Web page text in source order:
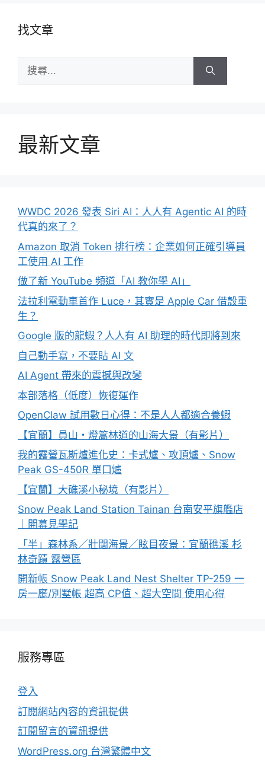
找文章
尋:
最新文章
WWDC 2026 發表 Siri AI：人人有 Agentic AI 的時
代真的來了？
Amazon 取消 Token 排行榜：企業如何正確引導員
工使用 AI 工作
做了新 YouTube 頻道「AI 教你學 AI」
法拉利電動車首作 Luce，其實是 Apple Car 借殼重
生？
Google 版的龍蝦？人人有 AI 助理的時代即將到來
自己動手寫，不要貼 AI 文
AI Agent 帶來的震撼與改變
本部落格（低度）恢復運作
OpenClaw 試用數日心得：不是人人都適合養蝦
【宜蘭】員山・燈篙林道的山海大景（有影片）
我的露營瓦斯爐進化史：卡式爐、攻頂爐、Snow
Peak GS-450R 單口爐
【宜蘭】大礁溪小秘境（有影片）
Snow Peak Land Station Tainan 台南安平旗艦店
｜開幕見學記
「半」森林系／壯闊海景／眩目夜景：宜蘭礁溪 杉
林奇蹟 露營區
開新帳 Snow Peak Land Nest Shelter TP-259 一
房一廳/別墅帳 超高 CP值、超大空間 使用心得
服務專區
登入
訂閱網站內容的資訊提供
訂閱留言的資訊提供
WordPress.org 台灣繁體中文